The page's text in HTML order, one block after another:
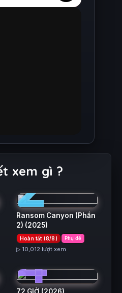
xem gì ?
2
Ransom Canyon (Phần
2) (2025)
Hoàn tất (8/8) Phụ đề
▷ 10,012 lượt xem
4